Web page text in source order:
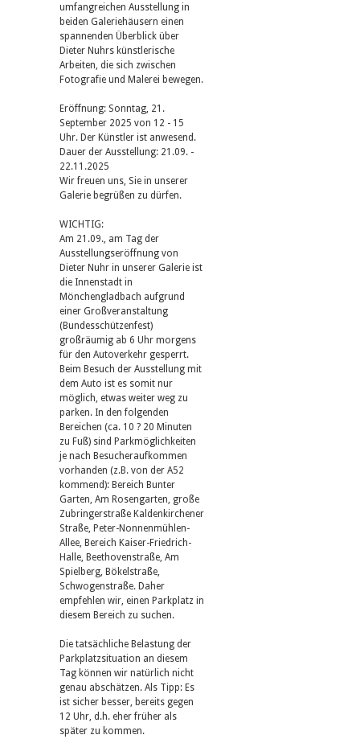
umfangreichen Ausstellung in
beiden Galeriehäusern einen
spannenden Überblick über
Dieter Nuhrs künstlerische
Arbeiten, die sich zwischen
Fotografie und Malerei bewegen.
Eröffnung: Sonntag, 21.
September 2025 von 12 - 15
Uhr. Der Künstler ist anwesend.
Dauer der Ausstellung: 21.09. -
22.11.2025
Wir freuen uns, Sie in unserer
Galerie begrüßen zu dürfen.
WICHTIG:
Am 21.09., am Tag der
Ausstellungseröffnung von
Dieter Nuhr in unserer Galerie ist
die Innenstadt in
Mönchengladbach aufgrund
einer Großveranstaltung
(Bundesschützenfest)
großräumig ab 6 Uhr morgens
für den Autoverkehr gesperrt.
Beim Besuch der Ausstellung mit
dem Auto ist es somit nur
möglich, etwas weiter weg zu
parken. In den folgenden
Bereichen (ca. 10 ? 20 Minuten
zu Fuß) sind Parkmöglichkeiten
je nach Besucheraufkommen
vorhanden (z.B. von der A52
kommend): Bereich Bunter
Garten, Am Rosengarten, große
Zubringerstraße Kaldenkirchener
Straße, Peter-Nonnenmühlen-
Allee, Bereich Kaiser-Friedrich-
Halle, Beethovenstraße, Am
Spielberg, Bökelstraße,
Schwogenstraße. Daher
empfehlen wir, einen Parkplatz in
diesem Bereich zu suchen.
Die tatsächliche Belastung der
Parkplatzsituation an diesem
Tag können wir natürlich nicht
genau abschätzen. Als Tipp: Es
ist sicher besser, bereits gegen
12 Uhr, d.h. eher früher als
später zu kommen.